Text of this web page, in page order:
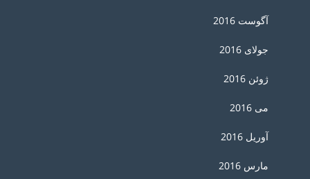
آگوست 2016
جولای 2016
ژوئن 2016
می 2016
آوریل 2016
مارس 2016